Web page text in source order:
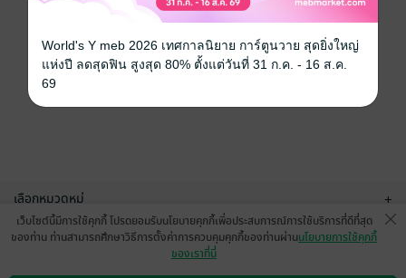
เลือกหมวดหมู่ +
บริการช่วยเหลือ
เว็บไซต์นี้มีการใช้คุกกี้ โปรดยอมรับนโยบายคุกกี้เพื่อประสบการณ์การใช้บริการที่ดีที่สุด
ของท่าน ท่านสามารถศึกษาวิธีการตั้งค่าการควบคุมคุกกี้ของท่านผ่านนโยบายการใช้คุกกี้
ของเราที่นี่
World's Y meb 2026 เทศกาลนิยาย การ์ตูนวาย สุดยิ่งใหญ่
แห่งปี ลดสุดฟิน สูงสุด 80% ตั้งแต่วันที่ 31 ก.ค. - 16 ส.ค.
69